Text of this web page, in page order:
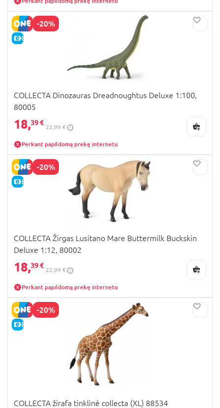
-20%
E-KAINA
COLLECTA Dinozauras Dreadnoughtus Deluxe 1:100,
80005
18,39 €
22,99 €
Perkant papildomą prekę internetu
-20%
E-KAINA
COLLECTA Žirgas Lusitano Mare Buttermilk Buckskin
Deluxe 1:12, 80002
18,39 €
22,99 €
Perkant papildomą prekę internetu
-20%
E-KAINA
COLLECTA žirafa tinklinė collecta (XL) 88534